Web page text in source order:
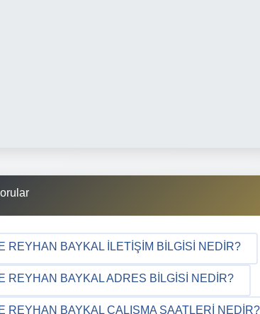
REYHAN BAYKAL İLETIŞIM BILGISI NEDIR?
REYHAN BAYKAL ADRES BILGISI NEDIR?
REYHAN BAYKAL ÇALIŞMA SAATLERI NEDIR?